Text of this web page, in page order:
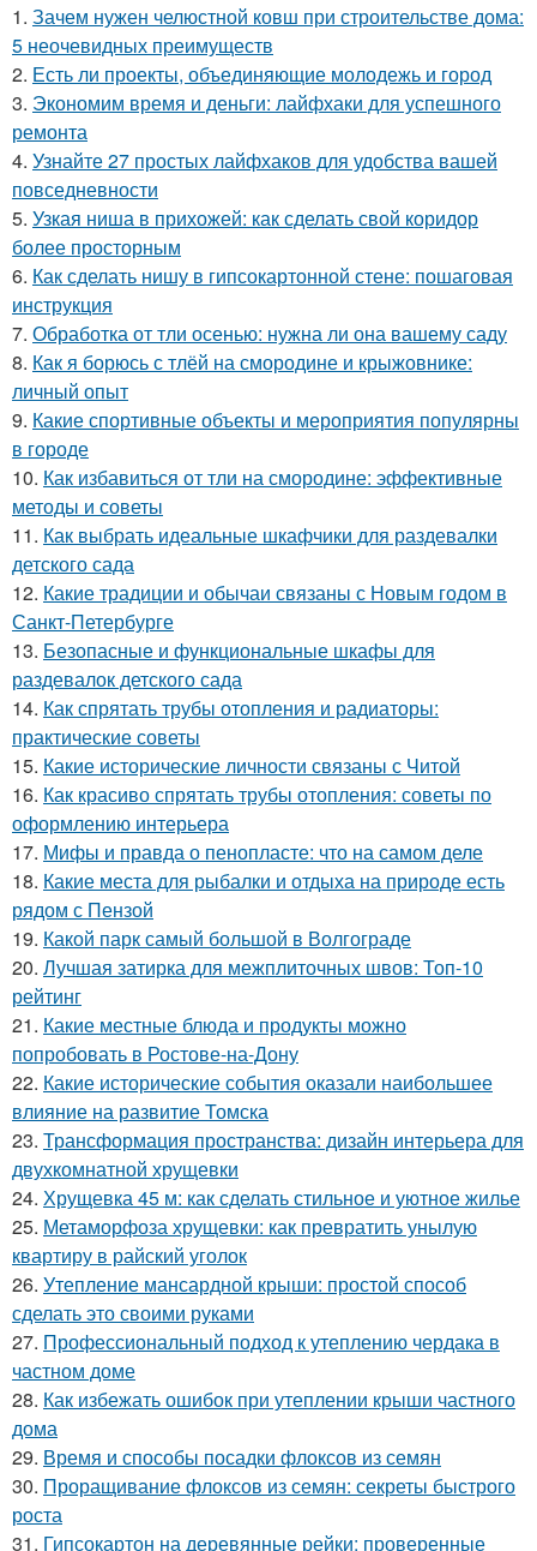
1. Зачем нужен челюстной ковш при строительстве дома:
5 неочевидных преимуществ
2. Есть ли проекты, объединяющие молодежь и город
3. Экономим время и деньги: лайфхаки для успешного
ремонта
4. Узнайте 27 простых лайфхаков для удобства вашей
повседневности
5. Узкая ниша в прихожей: как сделать свой коридор
более просторным
6. Как сделать нишу в гипсокартонной стене: пошаговая
инструкция
7. Обработка от тли осенью: нужна ли она вашему саду
8. Как я борюсь с тлёй на смородине и крыжовнике:
личный опыт
9. Какие спортивные объекты и мероприятия популярны
в городе
10. Как избавиться от тли на смородине: эффективные
методы и советы
11. Как выбрать идеальные шкафчики для раздевалки
детского сада
12. Какие традиции и обычаи связаны с Новым годом в
Санкт-Петербурге
13. Безопасные и функциональные шкафы для
раздевалок детского сада
14. Как спрятать трубы отопления и радиаторы:
практические советы
15. Какие исторические личности связаны с Читой
16. Как красиво спрятать трубы отопления: советы по
оформлению интерьера
17. Мифы и правда о пенопласте: что на самом деле
18. Какие места для рыбалки и отдыха на природе есть
рядом с Пензой
19. Какой парк самый большой в Волгограде
20. Лучшая затирка для межплиточных швов: Топ-10
рейтинг
21. Какие местные блюда и продукты можно
попробовать в Ростове-на-Дону
22. Какие исторические события оказали наибольшее
влияние на развитие Томска
23. Трансформация пространства: дизайн интерьера для
двухкомнатной хрущевки
24. Хрущевка 45 м: как сделать стильное и уютное жилье
25. Метаморфоза хрущевки: как превратить унылую
квартиру в райский уголок
26. Утепление мансардной крыши: простой способ
сделать это своими руками
27. Профессиональный подход к утеплению чердака в
частном доме
28. Как избежать ошибок при утеплении крыши частного
дома
29. Время и способы посадки флоксов из семян
30. Проращивание флоксов из семян: секреты быстрого
роста
31. Гипсокартон на деревянные рейки: проверенные